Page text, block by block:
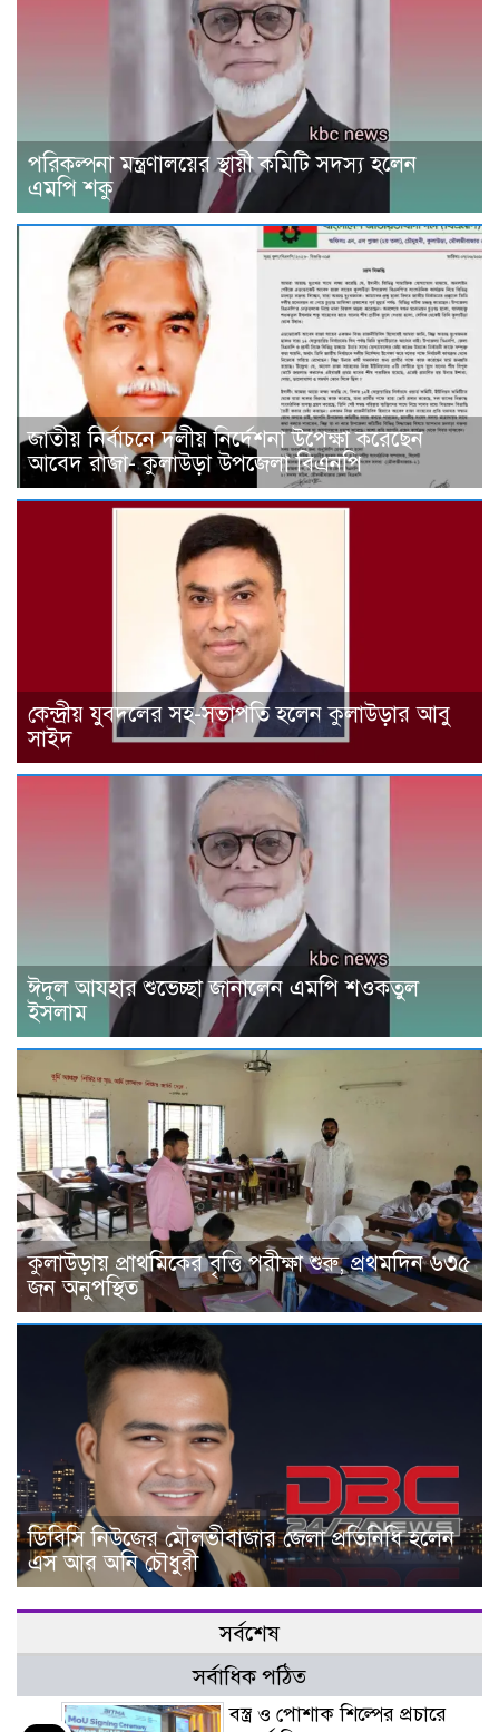
পরিকল্পনা মন্ত্রণালয়ের স্থায়ী কমিটি সদস্য হলেন
এমপি শকু
জাতীয় নির্বাচনে দলীয় নির্দেশনা উপেক্ষা করেছেন
আবেদ রাজা- কুলাউড়া উপজেলা বিএনপি
কেন্দ্রীয় যুবদলের সহ-সভাপতি হলেন কুলাউড়ার আবু
সাইদ
ঈদুল আযহার শুভেচ্ছা জানালেন এমপি শওকতুল
ইসলাম
কুলাউড়ায় প্রাথমিকের বৃত্তি পরীক্ষা শুরু, প্রথমদিন ৬৩৫
জন অনুপস্থিত
ডিবিসি নিউজের মৌলভীবাজার জেলা প্রতিনিধি হলেন
এস আর অনি চৌধুরী
সর্বশেষ
সর্বাধিক পঠিত
বস্ত্র ও পোশাক শিল্পের প্রচারে